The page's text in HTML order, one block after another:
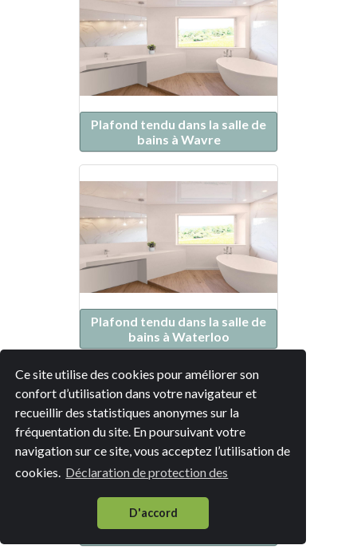
Ce site utilise des cookies pour améliorer son
confort d’utilisation dans votre navigateur et
recueillir des statistiques anonymes sur la
fréquentation du site. En poursuivant votre
navigation sur ce site, vous acceptez l’utilisation de
cookies. Déclaration de protection des
D'accord
Plafond tendu dans la salle de
bains à Wavre
Plafond tendu dans la salle de
bains à Waterloo
Plafond tendu dans la salle de
bains à Braine-l'Alleud